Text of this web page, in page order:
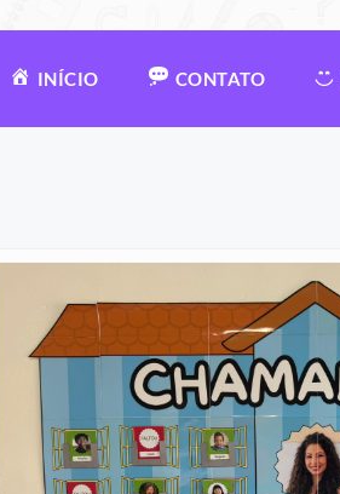
INÍCIO CONTATO